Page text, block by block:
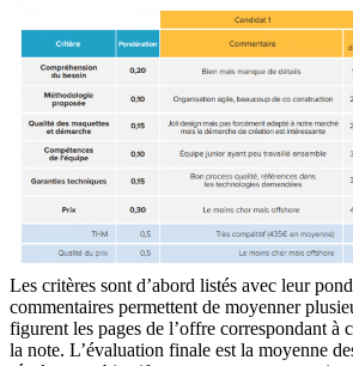
Les critères sont d’abord listés avec leur
commentaires permettent de moyenner
figurent les pages de l’offre correspondant à
la note. L’évaluation finale est la moyenne